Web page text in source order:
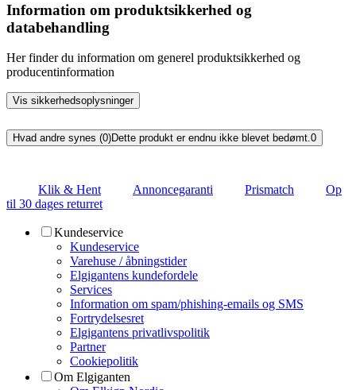
Information om produktsikkerhed og
databehandling
Her finder du information om generel produktsikkerhed og
producentinformation
Vis sikkerhedsoplysninger
Hvad andre synes (0)Dette produkt er endnu ikke blevet bedømt.0
Klik & Hent Annoncegaranti Prismatch
Op
til 30 dages returret
Kundeservice
Kundeservice
Varehuse / åbningstider
Elgigantens kundefordele
Services
Information om spam/phishing-emails og SMS
Fortrydelsesret
Elgigantens privatlivspolitik
Partner
Cookiepolitik
Om Elgiganten